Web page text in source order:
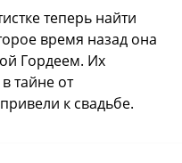
теперь найти
время назад она
Гордеем. Их
тайне от
к свадьбе.